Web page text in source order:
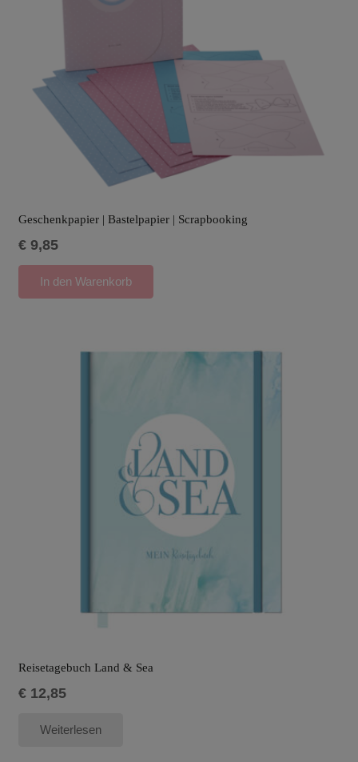
Geschenkpapier | Bastelpapier | Scrapbooking
€9,85
In den Warenkorb
Reisetagebuch Land & Sea
€12,85
Weiterlesen